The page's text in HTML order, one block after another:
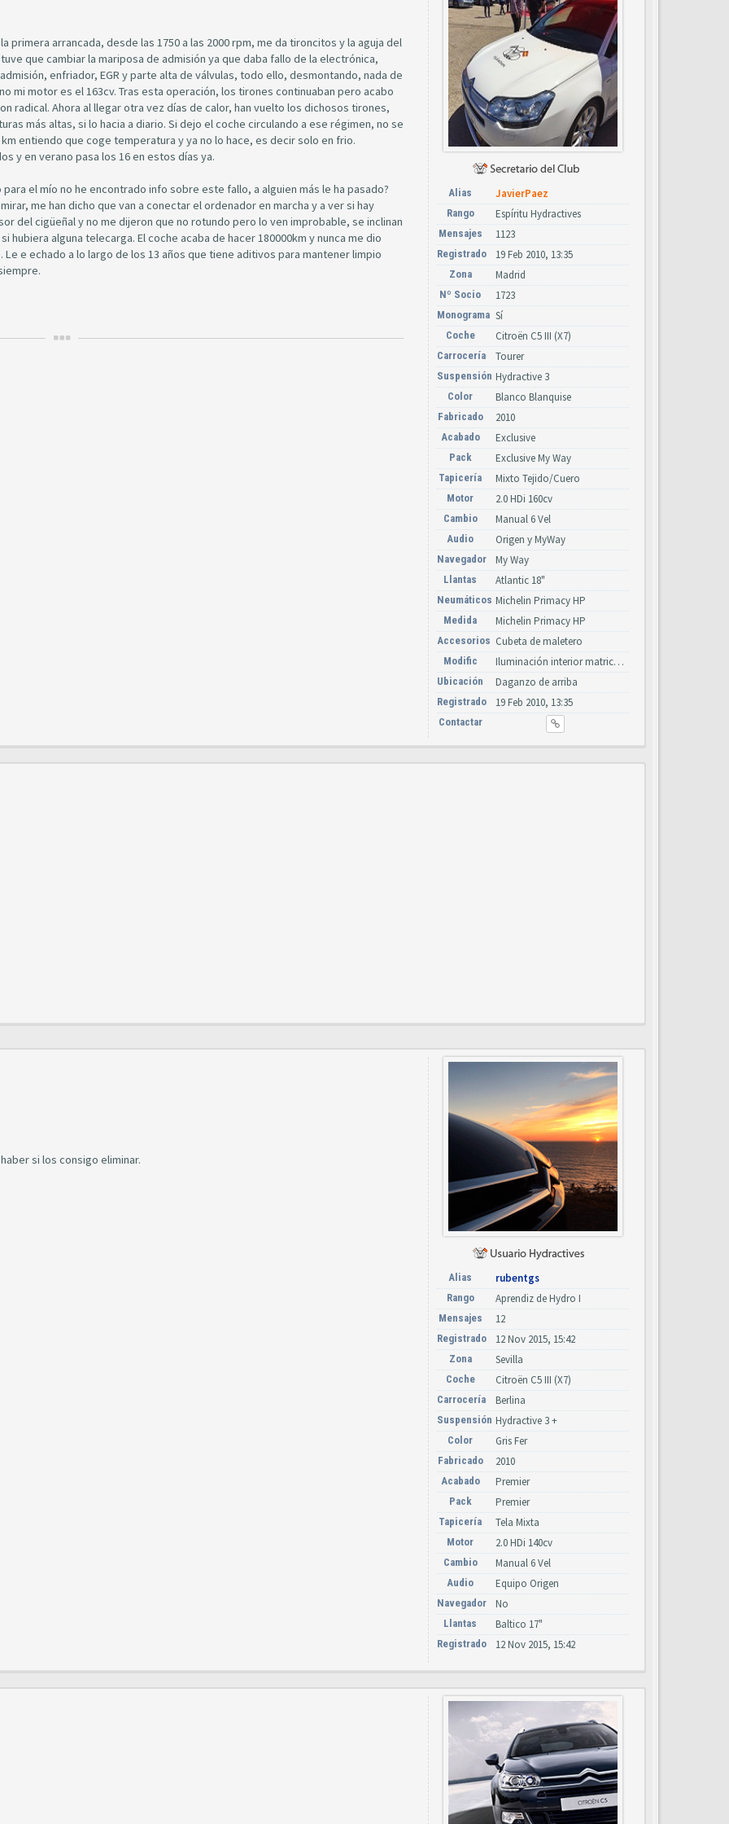
primera arrancada, desde las 1750 a las 2000 rpm, me da tironcitos y la aguja del
que cambiar la mariposa de admisión ya que daba fallo de la electrónica,
enfriador, EGR y parte alta de válvulas, todo ello, desmontando, nada de
mi motor es el 163cv. Tras esta operación, los tirones continuaban pero acabo
radical. Ahora al llegar otra vez días de calor, han vuelto los dichosos tirones,
más altas, si lo hacia a diario. Si dejo el coche circulando a ese régimen, no se
entiendo que coge temperatura y ya no lo hace, es decir solo en frio.
y en verano pasa los 16 en estos días ya.
el mío no he encontrado info sobre este fallo, a alguien más le ha pasado?
me han dicho que van a conectar el ordenador en marcha y a ver si hay
del cigüeñal y no me dijeron que no rotundo pero lo ven improbable, se inclinan
alguna telecarga. El coche acaba de hacer 180000km y nunca me dio
e echado a lo largo de los 13 años que tiene aditivos para mantener limpio
Alias JavierPaez
Rango Espíritu Hydractives
Mensajes 1123
Registrado 19 Feb 2010, 13:35
Zona Madrid
Nº Socio 1723
Monograma Sí
Coche Citroën C5 III (X7)
Carrocería Tourer
Suspensión Hydractive 3
Color Blanco Blanquise
Fabricado 2010
Acabado Exclusive
Pack Exclusive My Way
Tapicería Mixto Tejido/Cuero
Motor 2.0 HDi 160cv
Cambio Manual 6 Vel
Audio Origen y MyWay
Navegador My Way
Llantas Atlantic 18"
Neumáticos Michelin Primacy HP
Medida Michelin Primacy HP
Accesorios Cubeta de maletero
Modific Iluminación interior matricula y diurna de led, Chevrones nuevos
Ubicación Daganzo de arriba
Registrado 19 Feb 2010, 13:35
Contactar
si los consigo eliminar.
Alias rubentgs
Rango Aprendiz de Hydro I
Mensajes 12
Registrado 12 Nov 2015, 15:42
Zona Sevilla
Coche Citroën C5 III (X7)
Carrocería Berlina
Suspensión Hydractive 3 +
Color Gris Fer
Fabricado 2010
Acabado Premier
Pack Premier
Tapicería Tela Mixta
Motor 2.0 HDi 140cv
Cambio Manual 6 Vel
Audio Equipo Origen
Navegador No
Llantas Baltico 17"
Registrado 12 Nov 2015, 15:42